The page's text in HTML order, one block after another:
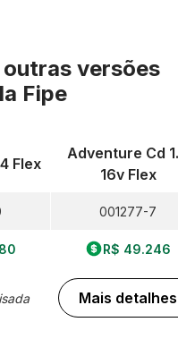
versões
Fipe
Flex
Adventure Cd
16v Flex
001277-7
R$ 49.246
Mais detalhes